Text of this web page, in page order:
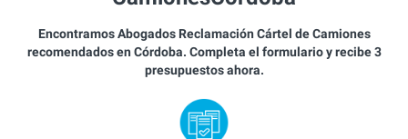
Encontramos Abogados Reclamación Cártel de Camiones
recomendados en Córdoba. Completa el formulario y recibe 3
presupuestos ahora.